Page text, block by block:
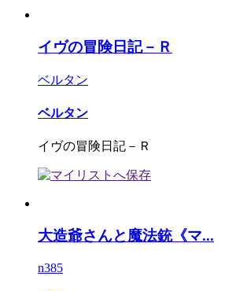
イヴの冒険日記－Ｒ
ベルタン
ベルタン
イヴの冒険日記－Ｒ
大造爺さんと魔法銃《マ...
n385